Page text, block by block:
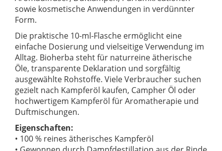
sowie kosmetische Anwendungen in verdünnter
Form.
Die praktische 10-ml-Flasche ermöglicht eine
einfache Dosierung und vielseitige Verwendung im
Alltag. Bioherba steht für naturreine ätherische
Öle, transparente Deklaration und sorgfältig
ausgewählte Rohstoffe. Viele Verbraucher suchen
gezielt nach Kampferöl kaufen, Campher Öl oder
hochwertigem Kampferöl für Aromatherapie und
Duftmischungen.
Eigenschaften:
• 100 % reines ätherisches Kampferöl